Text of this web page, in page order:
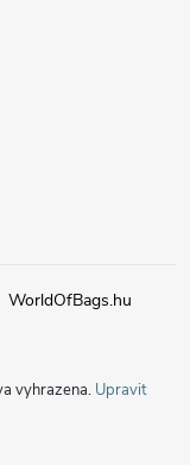
WorldOfBags.hu
vyhrazena. Upravit